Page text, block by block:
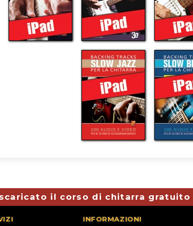
il corso di chitarra gratuito
INFORMAZIONI